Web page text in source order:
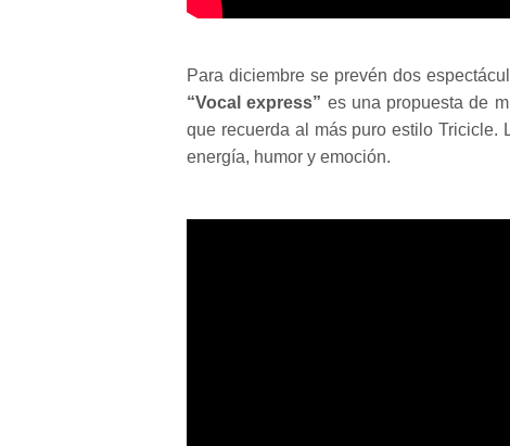
Para diciembre se prevén dos
“Vocal express” es una propuesta de
que recuerda al más puro estilo Tricicle.
energía, humor y emoción.